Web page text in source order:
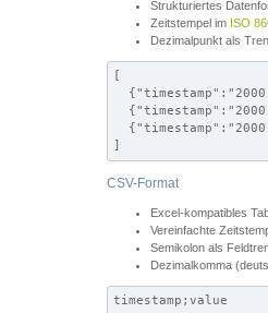
Strukturiertes
Zeitstempel im ISO
Dezimalpunkt als
[
]
CSV-Format
Excel-kompatibles
Vereinfachte
Semikolon als
Dezimalkomma
timestamp;value